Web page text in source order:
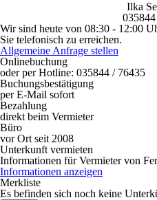
Ilka
Wir sind heute von 08:30 - 12:00
Sie telefonisch zu erreichen.
Allgemeine Anfrage stellen
Onlinebuchung
oder per Hotline: 035844 / 76435
Buchungsbestätigung
per E-Mail sofort
Bezahlung
direkt beim Vermieter
Büro
vor Ort seit 2008
Unterkunft vermieten
Informationen für Vermieter von
Informationen anzeigen
Merkliste
Es befinden sich noch keine